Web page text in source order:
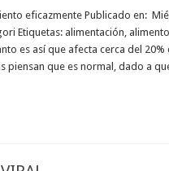
eficazmente Publicado en:
Etiquetas: alimentación,
es así que afecta cerca del
piensan que es normal, dado a